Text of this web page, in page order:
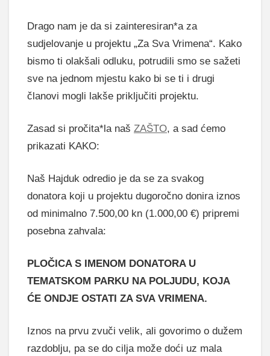
Drago nam je da si zainteresiran*a za
sudjelovanje u projektu „Za Sva Vrimena“. Kako
bismo ti olakšali odluku, potrudili smo se sažeti
sve na jednom mjestu kako bi se ti i drugi
članovi mogli lakše priključiti projektu.
Zasad si pročita*la naš ZAŠTO, a sad ćemo
prikazati KAKO:
Naš Hajduk odredio je da se za svakog
donatora koji u projektu dugoročno donira iznos
od minimalno 7.500,00 kn (1.000,00 €) pripremi
posebna zahvala:
PLOČICA S IMENOM DONATORA U
TEMATSKOM PARKU NA POLJUDU, KOJA
ĆE ONDJE OSTATI ZA SVA VRIMENA.
Iznos na prvu zvuči velik, ali govorimo o dužem
razdoblju, pa se do cilja može doći uz mala